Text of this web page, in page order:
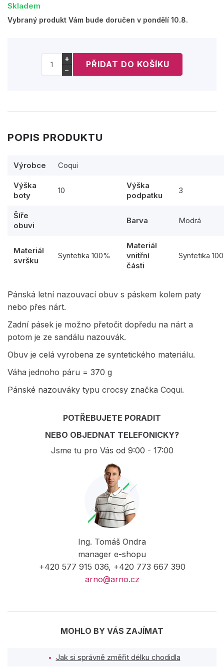
Skladem
Vybraný produkt Vám bude doručen v pondělí 10.8.
+
−
POPIS PRODUKTU
Výrobce Coqui
Výška
boty
10
Výška
podpatku
3
Šíře
obuvi
Barva Modrá
Materiál
svršku
Syntetika 100%
Materiál
vnitřní
části
Syntetika
Pánská letní nazouvací obuv s páskem kolem paty
nebo přes nárt.
Zadní pásek je možno přetočit dopředu na nárt a
potom je ze sandálu nazouvák.
Obuv je celá vyrobena ze syntetického materiálu.
Váha jednoho páru = 370 g
Pánské nazouváky typu crocsy značka Coqui.
POTŘEBUJETE PORADIT
NEBO OBJEDNAT TELEFONICKY?
Jsme tu pro Vás od 9:00 - 17:00
Ing. Tomáš Ondra
manager e-shopu
+420 577 915 036, +420 773 667 390
arno@arno.cz
MOHLO BY VÁS ZAJÍMAT
Jak si správně změřit délku chodidla